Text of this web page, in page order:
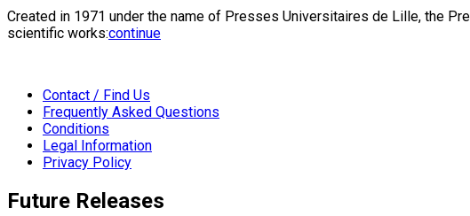
Created in 1971 under the name of Presses Universitaires de Lille, the
scientific works:continue
Contact / Find Us
Frequently Asked Questions
Conditions
Legal Information
Privacy Policy
Future Releases